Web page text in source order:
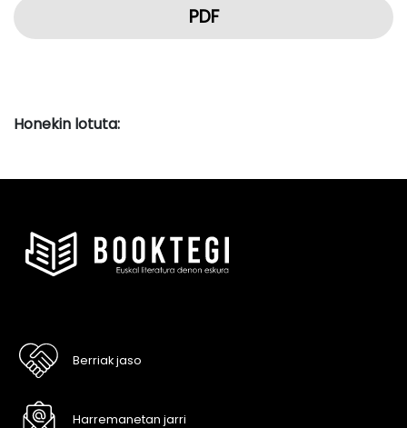
PDF
Honekin lotuta:
Berriak jaso
Harremanetan jarri